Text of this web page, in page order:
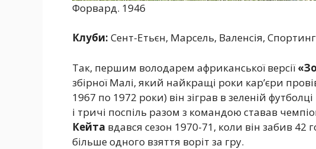
Форвард. 1946
Клуби: Сент-Етьєн, Марсель, Валенсія,
Так, першим володарем африканської версії
збірної Малі, який найкращі роки кар’єри
1967 по 1972 роки) він зіграв в зеленій
і тричі поспіль разом з командою ставав
Кейта вдався сезон 1970-71, коли він забив 42
більше одного взяття воріт за гру.